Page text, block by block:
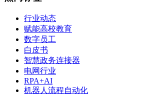
行业动态
赋能高校教育
数字员工
白皮书
智慧政务连接器
电网行业
RPA+AI
机器人流程自动化